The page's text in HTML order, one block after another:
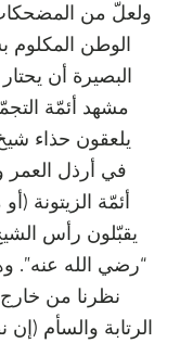
ولعلّ من
الوطن
البصيرة أن
مشهد أئمّة
يلعقون حذاء
في أرذل العمر
أئمّة الزيتونة
يقبّلون رأس
“رضي الله عنه”.
نظرنا من خارج
الرتابة والسأم